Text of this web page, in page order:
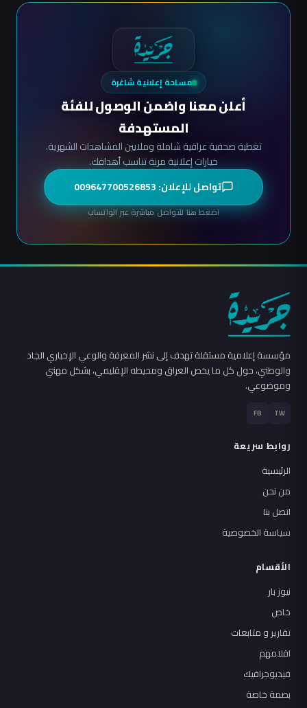
مساحة إعلانية شاغرة
أعلن معنا واضمن الوصول للفئة
المستهدفة
تغطية صحفية عراقية شاملة وملايين المشاهدات الشهرية.
خيارات إعلانية مرنة تناسب أهدافك.
تواصل للإعلان: 009647700526853
اضغط هنا للتواصل مباشرة عبر الواتساب
مؤسسة إعلامية مستقلة تهدف إلى نشر المعرفة والوعي الإخباري الجاد
والوطني، حول كل ما يخص العراق ومحيطه الإقليمي، بشكل مهني
وموضوعي.
TW
FB
روابط سريعة
الرئيسية
من نحن
اتصل بنا
سياسة الخصوصية
الأقسام
نيوز بار
خاص
تقارير و متابعات
اقلامهم
فيديوجرافيك
بصمة خاصة